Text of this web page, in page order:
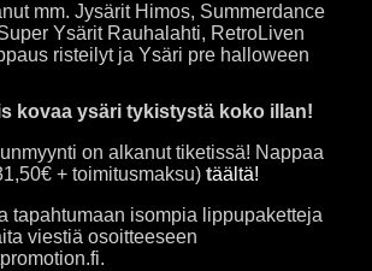
mm. Jysärit Himos, Summerdance
Ysärit Rauhalahti, RetroLiven
risteilyt ja Ysäri pre halloween
kovaa ysäri tykistystä koko illan!
on alkanut tiketissä! Nappaa
+ toimitusmaksu) täältä!
tapahtumaan isompia lippupaketteja
viestiä osoitteeseen